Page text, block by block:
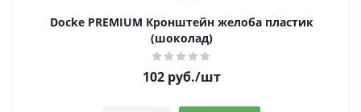
Docke PREMIUM Кронштейн желоба пластик
(шоколад)
102руб./шт